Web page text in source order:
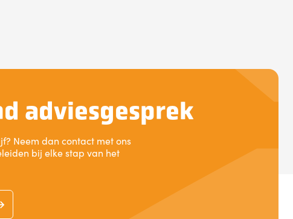
adviesgesprek
Neem dan contact met ons
bij elke stap van het